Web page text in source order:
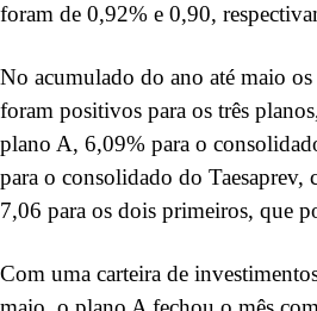
foram de 0,92% e 0,90,
No acumulado do ano até maio
foram positivos para os três
plano A, 6,09% para o
para o consolidado do Taesaprev,
7,06 para os dois primeiros, que
Com uma carteira de